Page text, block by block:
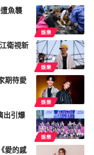
娛樂
魚襲
娛樂
衛視新
娛樂
期待愛
娛樂
出引爆
愛的感